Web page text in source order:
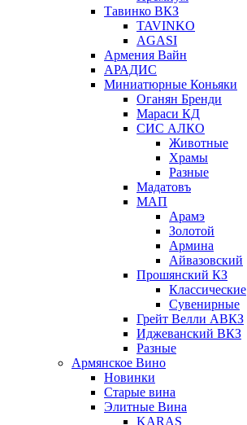
Тавинко ВКЗ
TAVINKO
AGASI
Армения Вайн
АРАДИС
Миниатюрные Коньяки
Оганян Бренди
Мараси КД
СИС АЛКО
Животные
Храмы
Разные
Мадатовъ
МАП
Арамэ
Золотой
Армина
Айвазовский
Прошянский КЗ
Классические
Сувенирные
Грейт Велли АВКЗ
Иджеванский ВКЗ
Разные
Армянское Вино
Новинки
Старые вина
Элитные Вина
KARAS